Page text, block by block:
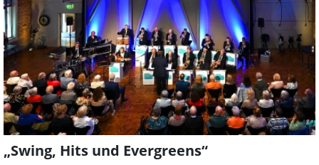
„Swing, Hits und Evergreens“